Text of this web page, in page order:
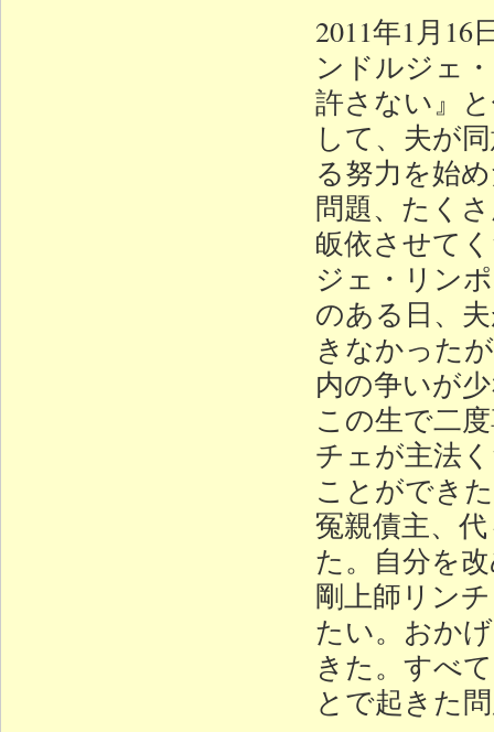
2011年1月
ンドルジェ
許さない』
して、夫が
る努力を始
問題、たく
皈依させて
ジェ・リン
のある日、
きなかった
内の争いが
この生で二
チェが主法
ことができ
冤親債主、
た。自分を
剛上師リン
たい。おか
きた。すべ
とで起きた